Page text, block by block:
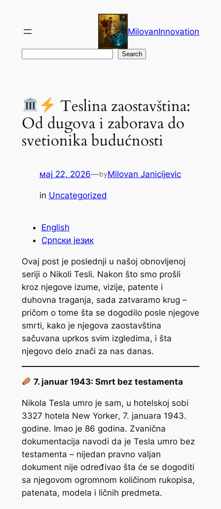
садржај
MilovanInnovation
Search
Teslina zaostavština:
Od dugova i zaborava do
svetionika budućnosti
мај 22, 2026—byMilovan Janicijevic
in Uncategorized
English
Српски језик
Ovaj post je poslednji u našoj obnovljenoj
seriji o Nikoli Tesli. Nakon što smo prošli
kroz njegove izume, vizije, patente i
duhovna traganja, sada zatvaramo krug –
pričom o tome šta se dogodilo posle njegove
smrti, kako je njegova zaostavština
sačuvana uprkos svim izgledima, i šta
njegovo delo znači za nas danas.
7. januar 1943: Smrt bez testamenta
Nikola Tesla umro je sam, u hotelskoj sobi
3327 hotela New Yorker, 7. januara 1943.
godine. Imao je 86 godina. Zvanična
dokumentacija navodi da je Tesla umro bez
testamenta – nijedan pravno valjan
dokument nije određivao šta će se dogoditi
sa njegovom ogromnom količinom rukopisa,
patenata, modela i ličnih predmeta.